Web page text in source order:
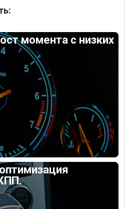
момента с низких